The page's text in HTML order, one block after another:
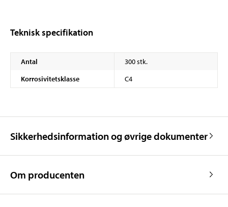
Teknisk specifikation
Antal
300 stk.
Korrosivitetsklasse
C4
Sikkerhedsinformation og øvrige dokumenter
Om producenten